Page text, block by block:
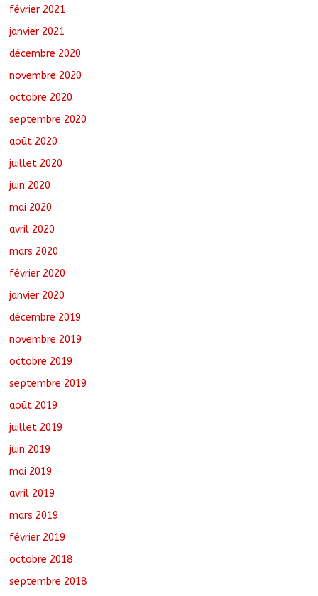
février 2021
janvier 2021
décembre 2020
novembre 2020
octobre 2020
septembre 2020
août 2020
juillet 2020
juin 2020
mai 2020
avril 2020
mars 2020
février 2020
janvier 2020
décembre 2019
novembre 2019
octobre 2019
septembre 2019
août 2019
juillet 2019
juin 2019
mai 2019
avril 2019
mars 2019
février 2019
octobre 2018
septembre 2018